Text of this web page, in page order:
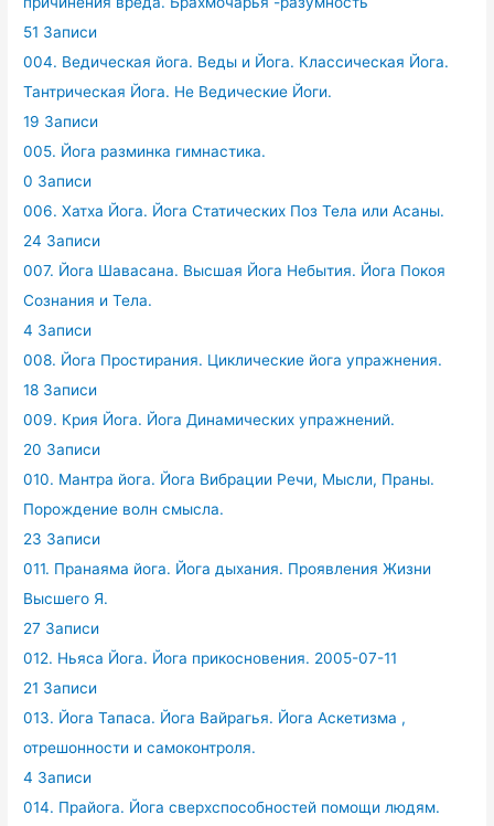
51 Записи
004. Ведическая йога. Веды и Йога. Классическая Йога.
Тантрическая Йога. Не Ведические Йоги.
19 Записи
005. Йога разминка гимнастика.
0 Записи
006. Хатха Йога. Йога Статических Поз Тела или Асаны.
24 Записи
007. Йога Шавасана. Высшая Йога Небытия. Йога Покоя
Сознания и Тела.
4 Записи
008. Йога Простирания. Циклические йога упражнения.
18 Записи
009. Крия Йога. Йога Динамических упражнений.
20 Записи
010. Мантра йога. Йога Вибрации Речи, Мысли, Праны.
Порождение волн смысла.
23 Записи
011. Пранаяма йога. Йога дыхания. Проявления Жизни
Высшего Я.
27 Записи
012. Ньяса Йога. Йога прикосновения. 2005-07-11
21 Записи
013. Йога Тапаса. Йога Вайрагья. Йога Аскетизма ,
отрешонности и самоконтроля.
4 Записи
014. Прайога. Йога сверхспособностей помощи людям.